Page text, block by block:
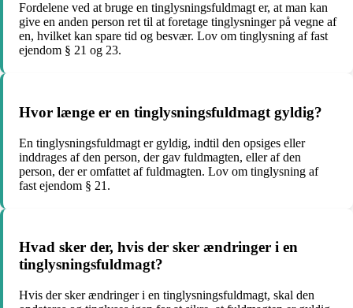
Fordelene ved at bruge en tinglysningsfuldmagt er, at man kan
give en anden person ret til at foretage tinglysninger på vegne af
en, hvilket kan spare tid og besvær. Lov om tinglysning af fast
ejendom § 21 og 23.
Hvor længe er en tinglysningsfuldmagt gyldig?
En tinglysningsfuldmagt er gyldig, indtil den opsiges eller
inddrages af den person, der gav fuldmagten, eller af den
person, der er omfattet af fuldmagten. Lov om tinglysning af
fast ejendom § 21.
Hvad sker der, hvis der sker ændringer i en
tinglysningsfuldmagt?
Hvis der sker ændringer i en tinglysningsfuldmagt, skal den